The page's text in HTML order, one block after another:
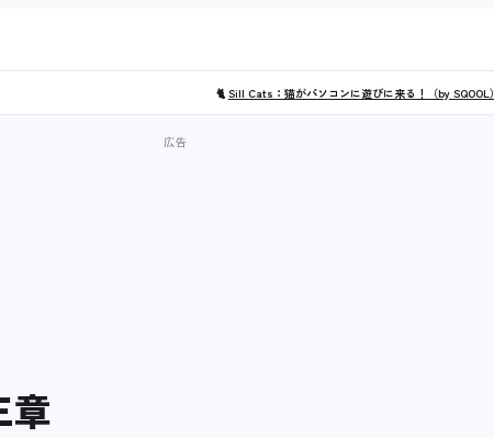
🐈Sill Cats：猫がパソコンに遊びに来る！（by SQOOL）
章